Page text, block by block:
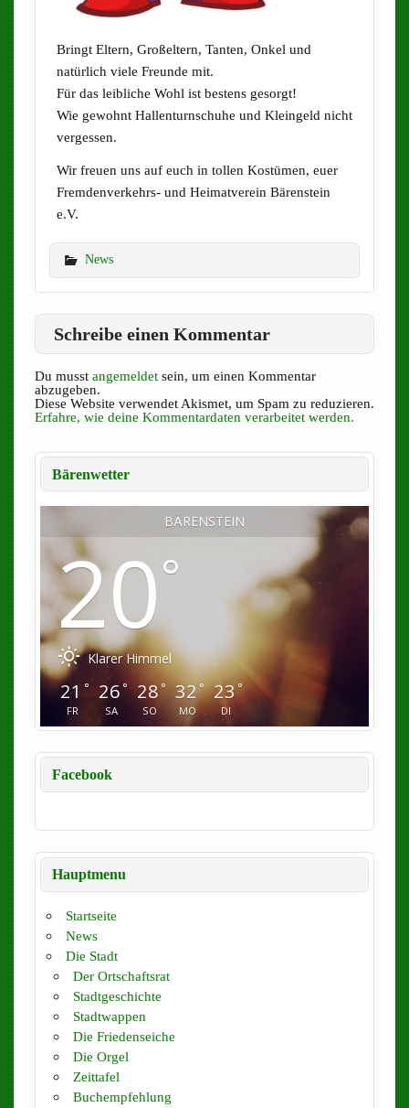
Bringt Eltern, Großeltern, Tanten, Onkel und
natürlich viele Freunde mit.
Für das leibliche Wohl ist bestens gesorgt!
Wie gewohnt Hallenturnschuhe und Kleingeld nicht
vergessen.
Wir freuen uns auf euch in tollen Kostümen, euer
Fremdenverkehrs- und Heimatverein Bärenstein
e.V.
News
Schreibe einen Kommentar
Du musst angemeldetsein, um einen Kommentar
abzugeben.
Diese Website verwendet Akismet, um Spam zu reduzieren.
Erfahre, wie deine Kommentardaten verarbeitet werden.
Bärenwetter
BÄRENSTEIN
20°
Klarer Himmel
21 °
FR
26 °
SA
28°
SO
32°
MO
23°
DI
Facebook
Hauptmenu
Startseite
News
Die Stadt
Der Ortschaftsrat
Stadtgeschichte
Stadtwappen
Die Friedenseiche
Die Orgel
Zeittafel
Buchempfehlung